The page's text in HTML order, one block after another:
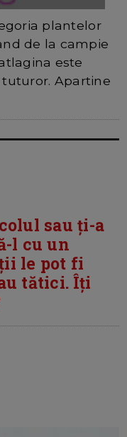
plantelor
de la campie
este
Apartine
sau ți-a
l cu un
le pot fi
tătici. Îți